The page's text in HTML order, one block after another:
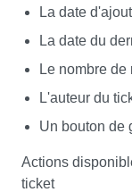
La date
La date du
Le nombre de
L'auteur du
Un bouton de
Actions
ticket